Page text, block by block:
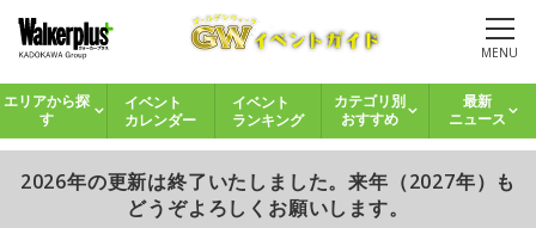
MENU
エリアから探
す
イベント
カレンダー
イベント
ランキング
カテゴリ別
おすすめ
最新
ニュース
2026年の更新は終了いたしました。来年（2027年）も
どうぞよろしくお願いします。